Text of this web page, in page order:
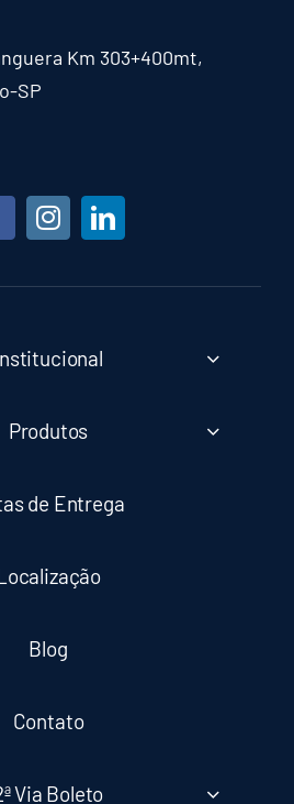
Km 303+400mt,
SP
Produtos
de Entrega
Blog
Contato
Via Boleto